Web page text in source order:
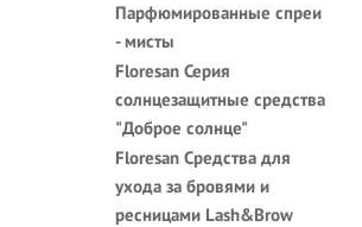
Парфюмированные спреи
- мисты
Floresan Серия
солнцезащитные средства
"Доброе солнце"
Floresan Средства для
ухода за бровями и
ресницами Lash&Brow